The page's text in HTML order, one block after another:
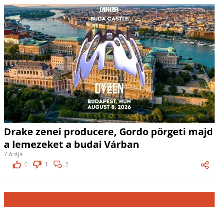
Drake zenei producere, Gordo pörgeti majd
a lemezeket a budai Várban
7 órája
0
1 5